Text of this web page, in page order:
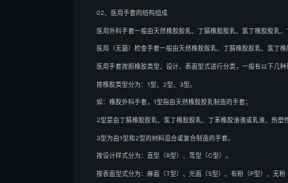
02、医用手套的结构组成
医用外科手套一般由天然橡胶胶乳、丁腈橡胶胶乳、氯丁橡胶胶乳、
医用（无菌）检查手套一般由天然橡胶胶乳、丁腈橡胶胶乳、氯丁
医用手套按照橡胶类型、设计、表面型式进行分类，一般有以下几种
按橡胶类型分为：1型、2型、3型。
如：橡胶外科手套，1型指由天然橡胶胶乳制造的手套；
2型是由丁腈橡胶胶乳、氯丁橡胶胶乳、丁苯橡胶溶液或乳液、热塑
3型为由1型和2型的材料混合或复合制造的手套。
按设计样式分为：直型（R型）、弯型（C型）。
按表面型式分为：麻面（T型）、光面（S型）、有粉（P型）、无粉